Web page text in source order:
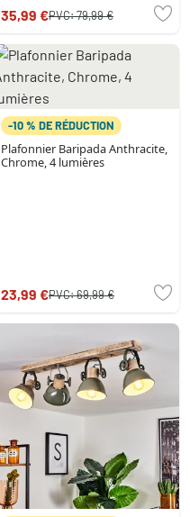
35,99 €PVC:79,99 €
-10 % DE RÉDUCTION
Plafonnier Baripada Anthracite,
Chrome, 4 lumières
23,99 €PVC:69,99 €